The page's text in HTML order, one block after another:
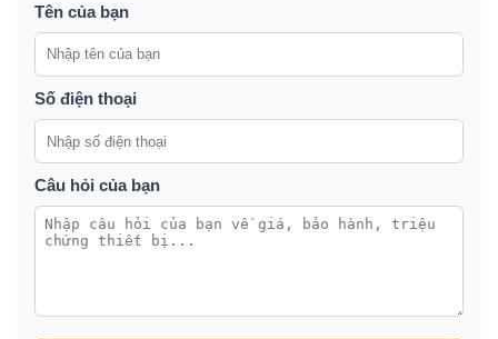
Tên của bạn
Số điện thoại
Câu hỏi của bạn